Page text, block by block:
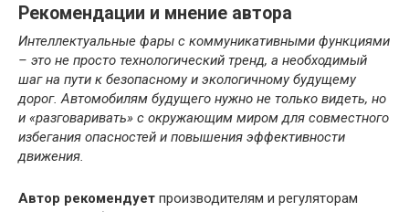
Рекомендации и мнение автора
Интеллектуальные фары с коммуникативными функциями
– это не просто технологический тренд, а необходимый
шаг на пути к безопасному и экологичному будущему
дорог. Автомобилям будущего нужно не только видеть, но
и «разговаривать» с окружающим миром для совместного
избегания опасностей и повышения эффективности
движения.
Автор рекомендует производителям и регуляторам